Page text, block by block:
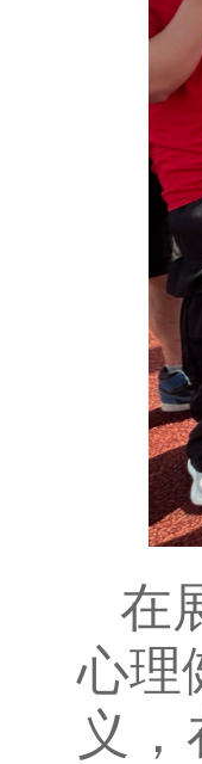
在
心理
义